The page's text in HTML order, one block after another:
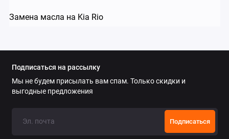
Замена масла на Kia Rio
Подписаться на рассылку
Мы не будем присылать вам спам. Только скидки и
выгодные предложения
Подписаться